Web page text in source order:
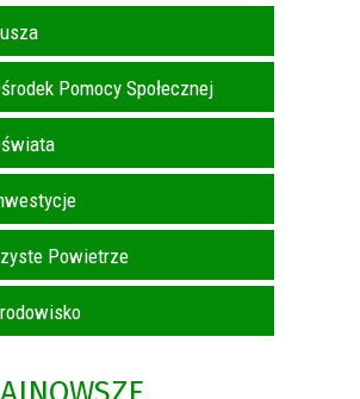
Pomocy Społecznej
Powietrze